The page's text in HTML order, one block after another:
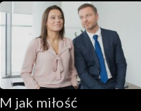
M jak miłość